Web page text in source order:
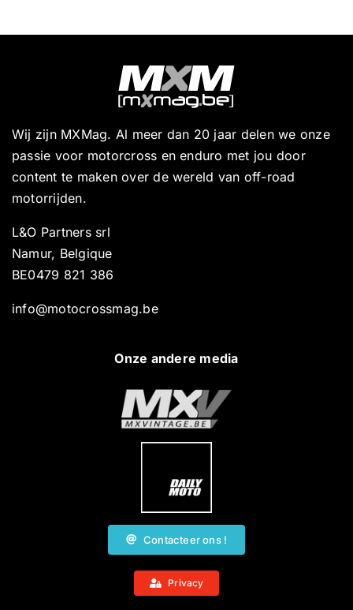
Wij zijn MXMag. Al meer dan 20 jaar delen we onze
passie voor motorcross en enduro met jou door
content te maken over de wereld van off-road
motorrijden.
L&O Partners srl
Namur, Belgique
BE0479 821 386
info@motocrossmag.be
Onze andere media
Contacteer ons !
Privacy